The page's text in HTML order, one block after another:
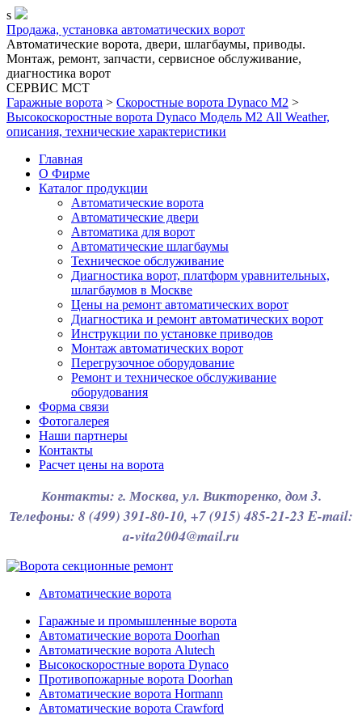
s
Продажа, установка автоматических ворот
Автоматические ворота, двери, шлагбаумы, приводы.
Монтаж, ремонт, запчасти, сервисное обслуживание,
диагностика ворот
СЕРВИС MCT
Гаражные ворота > Скоростные ворота Dynaco М2 >
Высокоскоростные ворота Dynaco Модель М2 All Weather,
описания, технические характеристики
Главная
О Фирме
Каталог продукции
Автоматические ворота
Автоматические двери
Автоматика для ворот
Автоматические шлагбаумы
Техническое обслуживание
Диагностика ворот, платформ уравнительных,
шлагбаумов в Москве
Цены на ремонт автоматических ворот
Диагностика и ремонт автоматических ворот
Инструкции по установке приводов
Монтаж автоматических ворот
Перегрузочное оборудование
Ремонт и техническое обслуживание
оборудования
Форма связи
Фотогалерея
Наши партнеры
Контакты
Расчет цены на ворота
Контакты: г. Москва, ул. Викторенко, дом 3.
Телефоны: 8 (499) 391-80-10, +7 (915) 485-21-23 E-mail:
a-vita2004@mail.ru
Автоматические ворота
Гаражные и промышленные ворота
Автоматические ворота Doorhan
Автоматические ворота Alutech
Высокоскоростные ворота Dynaco
Противопожарные ворота Doorhan
Автоматические ворота Hormann
Автоматические ворота Crawford